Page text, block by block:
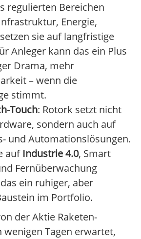
regulierten Bereichen
Energie,
sie auf langfristige
Anleger kann das ein Plus
Drama, mehr
– wenn die
stimmt.
Touch: Rotork setzt nicht
sondern auch auf
und Automationslösungen.
auf Industrie 4.0, Smart
Fernüberwachung
ein ruhiger, aber
im Portfolio.
der Aktie Raketen-
wenigen Tagen erwartet,